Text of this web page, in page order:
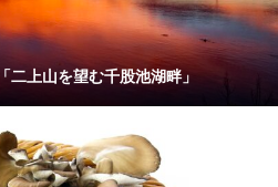
二上山を望む千股池湖畔」